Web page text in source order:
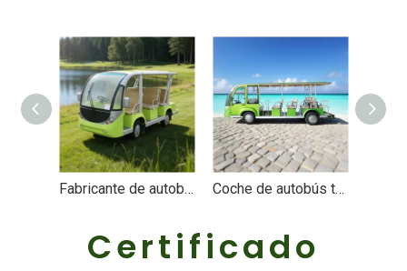
Fabricante de autobuses turísticos eléctricos de 8 plazas OEM ODM personalizados - EG6088K Coche de autobús turístico eléctrico Fabricante de China - EG6230T
Certificado